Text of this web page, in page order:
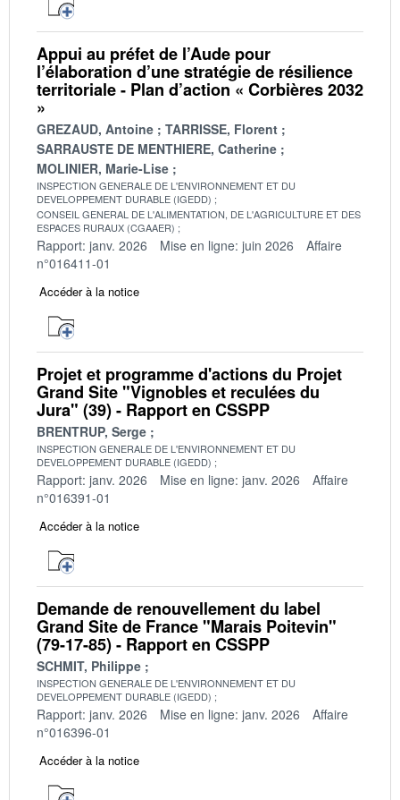
Appui au préfet de l’Aude pour
l’élaboration d’une stratégie de résilience
territoriale - Plan d’action « Corbières 2032
»
GREZAUD, Antoine
TARRISSE, Florent
SARRAUSTE DE MENTHIERE, Catherine
MOLINIER, Marie-Lise
INSPECTION GENERALE DE L'ENVIRONNEMENT ET DU
DEVELOPPEMENT DURABLE (IGEDD)
CONSEIL GENERAL DE L'ALIMENTATION, DE L'AGRICULTURE ET DES
ESPACES RURAUX (CGAAER)
Rapport: janv. 2026 Mise en ligne: juin 2026
Affaire
n°016411-01
Accéder à la notice
Projet et programme d'actions du Projet
Grand Site "Vignobles et reculées du
Jura" (39) - Rapport en CSSPP
BRENTRUP, Serge
INSPECTION GENERALE DE L'ENVIRONNEMENT ET DU
DEVELOPPEMENT DURABLE (IGEDD)
Rapport: janv. 2026 Mise en ligne: janv. 2026
Affaire
n°016391-01
Accéder à la notice
Demande de renouvellement du label
Grand Site de France "Marais Poitevin"
(79-17-85) - Rapport en CSSPP
SCHMIT, Philippe
INSPECTION GENERALE DE L'ENVIRONNEMENT ET DU
DEVELOPPEMENT DURABLE (IGEDD)
Rapport: janv. 2026 Mise en ligne: janv. 2026
Affaire
n°016396-01
Accéder à la notice